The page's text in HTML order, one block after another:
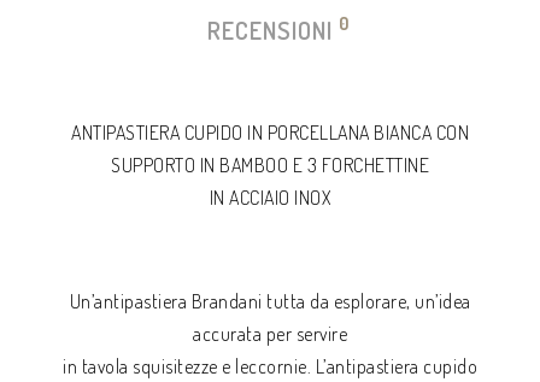
RECENSIONI 0
ANTIPASTIERA CUPIDO IN PORCELLANA BIANCA CON
SUPPORTO IN BAMBOO E 3 FORCHETTINE
IN ACCIAIO INOX
Un’antipastiera Brandani tutta da esplorare, un’idea
accurata per servire
in tavola squisitezze e leccornie. L’antipastiera cupido